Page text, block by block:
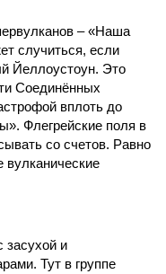
– «Наша
случиться, если
Йеллоустоун. Это
Соединённых
вплоть до
Флегрейские поля в
со счетов. Равно
вулканические
засухой и
Тут в группе